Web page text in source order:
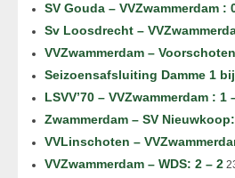
SV Gouda – VVZwammerdam :
Sv Loosdrecht –
VVZwammerdam –
Seizoensafsluiting Damme 1 bij
LSVV’70 – VVZwammerdam : 1
Zwammerdam – SV
VVLinschoten –
VVZwammerdam – WDS: 2 – 2